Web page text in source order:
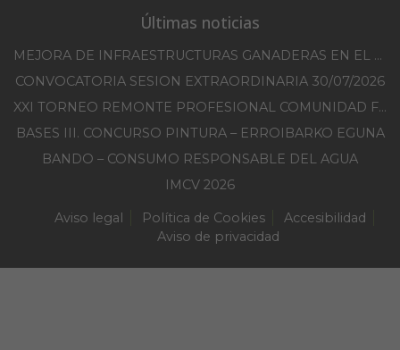
Últimas noticias
MEJORA DE INFRAESTRUCTURAS GANADERAS EN EL TM DE ERRO CAMPAÑA 2025-2026
CONVOCATORIA SESION EXTRAORDINARIA 30/07/2026
XXI TORNEO REMONTE PROFESIONAL COMUNIDAD FORAL NAVARRA
BASES III. CONCURSO PINTURA – ERROIBARKO EGUNA
BANDO – CONSUMO RESPONSABLE DEL AGUA
IMCV 2026
Aviso legal Política de Cookies
Accesibilidad
Aviso de privacidad